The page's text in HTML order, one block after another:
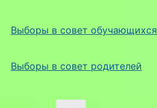
Выборы в совет обучающихся
Выборы в совет родителей